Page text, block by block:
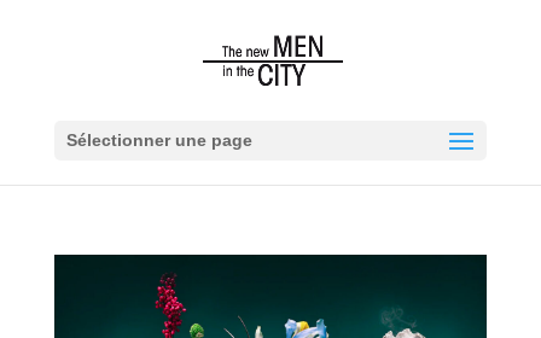
Sélectionner une page